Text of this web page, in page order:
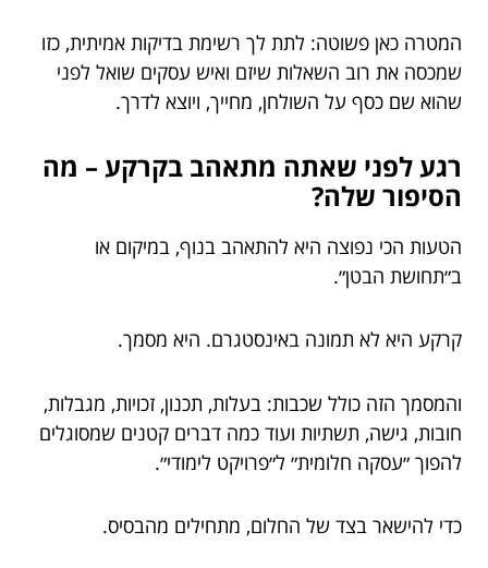
המטרה כאן פשוטה: לתת לך רשימת בדיקות אמיתית, כזו
שמכסה את רוב השאלות שיזם ואיש עסקים שואל לפני
שהוא שם כסף על השולחן, מחייך, ויוצא לדרך.
רגע לפני שאתה מתאהב בקרקע – מה
הסיפור שלה?
הטעות הכי נפוצה היא להתאהב בנוף, במיקום או
ב״תחושת הבטן״.
קרקע היא לא תמונה באינסטגרם. היא מסמך.
והמסמך הזה כולל שכבות: בעלות, תכנון, זכויות, מגבלות,
חובות, גישה, תשתיות ועוד כמה דברים קטנים שמסוגלים
להפוך ״עסקה חלומית״ ל״פרויקט לימודי״.
כדי להישאר בצד של החלום, מתחילים מהבסיס.